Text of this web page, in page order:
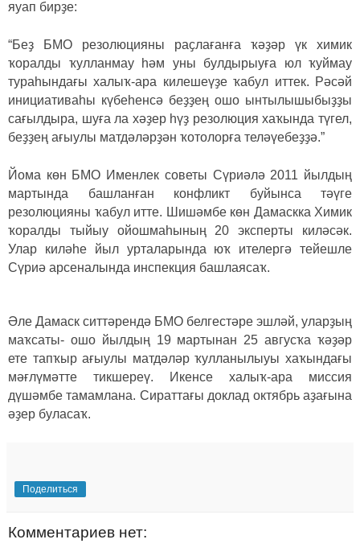
яуап бирҙе:
“Беҙ БМО резолюцияны раҫлағанға ҡәҙәр үк химик
ҡоралды ҡулланмау һәм уны булдырыуға юл ҡуймау
тураһындағы халыҡ-ара килешеүҙе ҡабул иттек. Рәсәй
инициативаһы күбеһенсә беҙҙең ошо ынтылышыбыҙҙы
сағылдыра, шуға ла хәҙер һүҙ резолюция хаҡында түгел,
беҙҙең ағыулы матдәләрҙән ҡотолорға теләүебеҙҙә.”
Йома көн БМО Именлек советы Сүриәлә 2011 йылдың
мартында башланған конфликт буйынса тәүге
резолюцияны ҡабул итте. Шишәмбе көн Дамаскка Химик
ҡоралды тыйыу ойошмаһының 20 эксперты киләсәк.
Улар киләһе йыл урталарында юҡ ителергә тейешле
Сүриә арсеналында инспекция башлаясаҡ.
Әле Дамаск ситтәрендә БМО белгестәре эшләй, уларҙың
маҡсаты- ошо йылдың 19 мартынан 25 авгусҡа ҡәҙәр
ете тапҡыр ағыулы матдәләр ҡулланылыуы хаҡындағы
мәғлүмәтте тикшереү. Икенсе халыҡ-ара миссия
дүшәмбе тамамлана. Сираттағы доклад октябрь аҙағына
әҙер буласаҡ.
Поделиться
Комментариев нет: